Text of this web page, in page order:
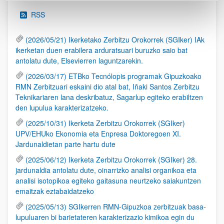
RSS
(2026/05/21) Ikerketako Zerbitzu Orokorrek (SGIker) IAk
ikerketan duen erabilera arduratsuari buruzko saio bat
antolatu dute, Elsevierren laguntzarekin.
(2026/03/17) ETBko Tecnólopis programak Gipuzkoako
RMN Zerbitzuari eskaini dio atal bat, Iñaki Santos Zerbitzu
Teknikariaren lana deskribatuz, Sagarlup egiteko erabiltzen
den lupulua karakterizatzeko.
(2025/10/31) Ikerketa Zerbitzu Orokorrek (SGIker)
UPV/EHUko Ekonomia eta Enpresa Doktoregoen XI.
Jardunaldietan parte hartu dute
(2025/06/12) Ikerketa Zerbitzu Orokorrek (SGIker) 28.
jardunaldia antolatu dute, oinarrizko analisi organikoa eta
analisi isotopikoa egiteko gaitasuna neurtzeko saiakuntzen
emaitzak eztabaidatzeko
(2025/05/13) SGIkerren RMN-Gipuzkoa zerbitzuak basa-
lupuluaren bi barietateren karakterizazio kimikoa egin du